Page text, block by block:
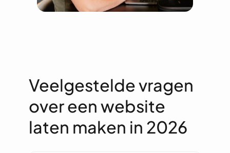
Veelgestelde vragen
over een website
laten maken in 2026